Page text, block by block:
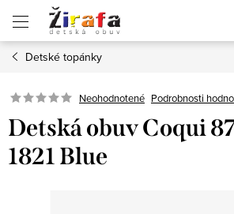
obsah
Detské topánky
Neohodnotené Podrobnosti
Detská obuv Coqui
1821 Blue